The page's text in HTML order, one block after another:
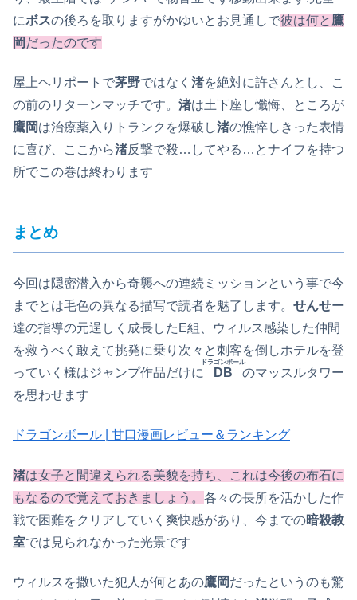
にボスの後ろを取りますがかゆいとお見通しで彼は何と 鷹
岡だったのです
屋上ヘリポートで茅野ではなく 渚を絶対に許さんとし、こ
の前のリターンマッチです。 渚は土下座し懺悔、ところが
鷹岡は治療薬入りトランクを爆破し渚の憔悴しきった表情
に喜び、ここから渚反撃で殺…してやる…とナイフを持つ
所でこの巻は終わります
まとめ
今回は隠密潜入から奇襲への連続ミッションという事で今
までとは毛色の異なる描写で読者を魅了します。 せんせー
達の指導の元逞しく成長したE組、ウィルス感染した仲間
を救うべく敢えて挑発に乗り次々と刺客を倒しホテルを登
っていく様はジャンプ作品だけに
DB
ドラゴンボール
のマッスルタワー
を思わせます
ドラゴンボール | 甘口漫画レビュー＆ランキング
渚は女子と間違えられる美貌を持ち、これは今後の布石に
もなるので覚えておきましょう。 各々の長所を活かした作
戦で困難をクリアしていく爽快感があり、今までの暗殺教
室では見られなかった光景です
ウィルスを撒いた犯人が何とあの鷹岡だったというのも驚